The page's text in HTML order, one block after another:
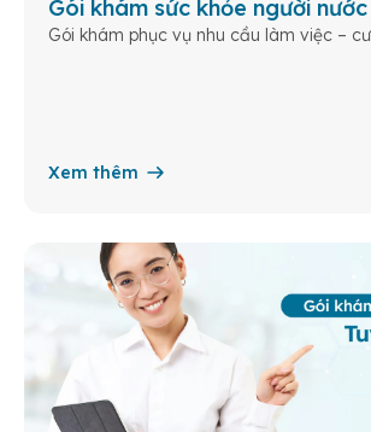
Gói khám sức khỏe người
Gói khám phục vụ nhu cầu làm việc –
Xem thêm